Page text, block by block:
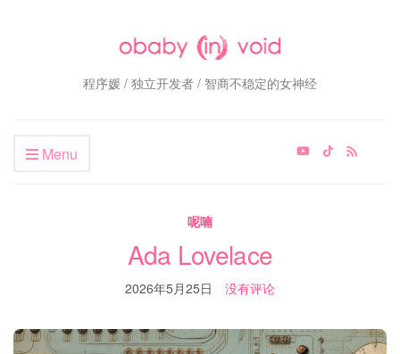
程序媛 / 独立开发者 / 智商不稳定的女神经
Menu
呢喃
Ada Lovelace
2026年5月25日 没有评论